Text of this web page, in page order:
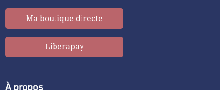
Ma boutique directe
Liberapay
À propos